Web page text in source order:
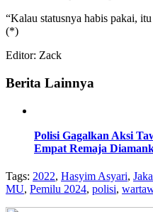
“Kalau statusnya habis pakai,
(*)
Editor: Zack
Berita Lainnya
Polisi Gagalkan Aksi
Empat Remaja
Tags: 2022, Hasyim Asyari,
MU, Pemilu 2024, polisi,